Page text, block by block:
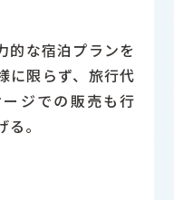
的な宿泊プランを
に限らず、旅行代
ジでの販売も行
。